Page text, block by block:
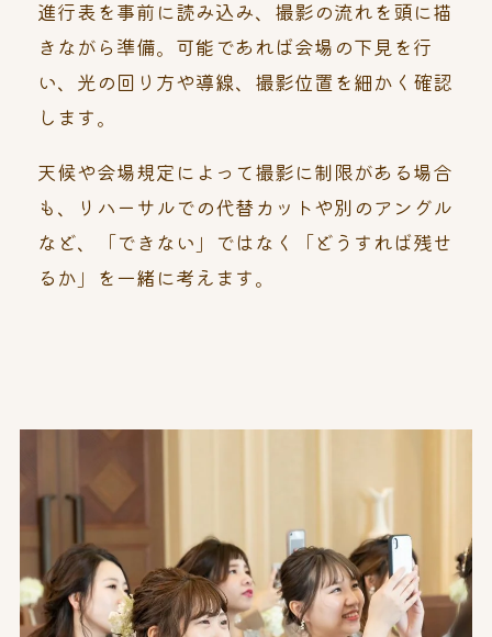
進行表を事前に読み込み、撮影の流れを頭に描
きながら準備。可能であれば会場の下見を行
い、光の回り方や導線、撮影位置を細かく確認
します。
天候や会場規定によって撮影に制限がある場合
も、リハーサルでの代替カットや別のアングル
など、「できない」ではなく「どうすれば残せ
るか」を一緒に考えます。